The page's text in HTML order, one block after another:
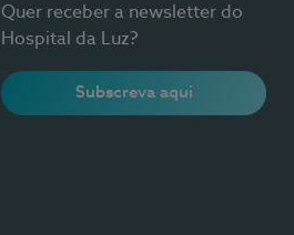
Quer receber a newsletter do
Hospital da Luz?
Subscreva aqui